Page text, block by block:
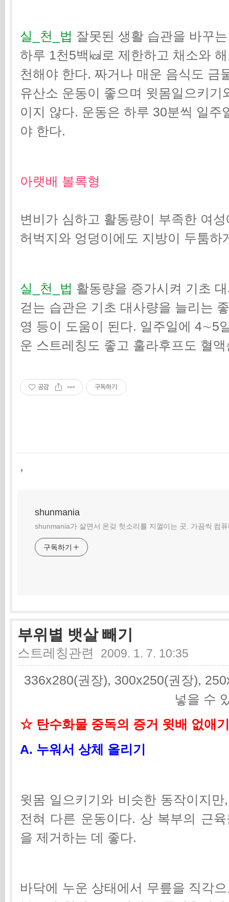
실_천_법 잘못된 생활 습관을 바꾸
하루 1천5백㎉로 제한하고 채소와
천해야 한다. 짜거나 매운 음식도 금
유산소 운동이 좋으며 윗몸일으키
이지 않다. 운동은 하루 30분씩 일
야 한다.
아랫배 볼록형
변비가 심하고 활동량이 부족한 여
허벅지와 엉덩이에도 지방이 두툼하
실_천_법 활동량을 증가시켜 기초
걷는 습관은 기초 대사량을 늘리는
영 등이 도움이 된다. 일주일에 4∼5
운 스트레칭도 좋고 훌라후프도 혈
공감 구독하기
,
shunmania
shunmania가 살면서 온갖 헛소리를 지껄이는 곳. 가끔씩 컴
구독하기
부위별 뱃살 빼기
스트레칭관련 2009. 1. 7. 10:35
336x280(권장), 300x250(권장),
넣을 수
☆ 탄수화물 중독의 증거 윗배 없애기
A. 누워서 상체 올리기
윗몸 일으키기와 비슷한 동작이지
전혀 다른 운동이다. 상 복부의 근
을 제거하는 데 좋다.
바닥에 누운 상태에서 무릎을 직각